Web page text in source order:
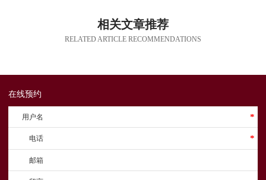
相关文章推荐
RELATED ARTICLE RECOMMENDATIONS
在线预约
用户名 *
电话 *
邮箱